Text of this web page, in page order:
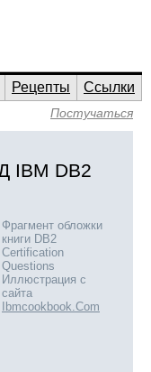
Рецепты
Ссылки
Постучаться
IBM DB2
Фрагмент обложки
книги DB2
Certification
Questions
Иллюстрация с
сайта
Ibmcookbook.Com